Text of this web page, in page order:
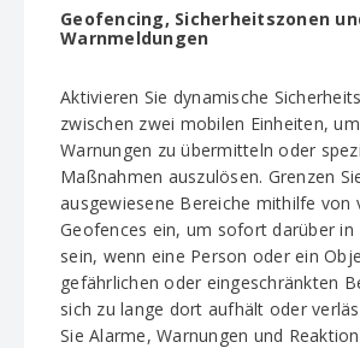
Geofencing, Sicherheitszonen
Warnmeldungen
Aktivieren Sie dynamische
zwischen zwei mobilen Einheiten,
Warnungen zu übermitteln oder
Maßnahmen auszulösen. Grenzen
ausgewiesene Bereiche mithilfe von
Geofences ein, um sofort darüber in
sein, wenn eine Person oder ein
gefährlichen oder eingeschränkten
sich zu lange dort aufhält oder
Sie Alarme, Warnungen und